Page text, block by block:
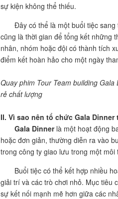
sự kiện không thể thiếu.
Đây có thể là một buổi tiệc sang
cũng là thời gian để tổng kết những
nhân, nhóm hoặc đội có thành tích
điểm kết hoàn hảo cho một ngày
Quay phim Tour Team building
rẻ chất lượng
II. Vì sao nên tổ chức Gala Dinner
Gala Dinnerlà một hoạt động
hoặc đơn giản, thường diễn ra vào
trong công ty giao lưu trong một
Buổi tiệc có thể kết hợp nhiều
giải trí và các trò chơi nhỏ. Mục tiêu
sự kết nối mạnh mẽ hơn giữa các